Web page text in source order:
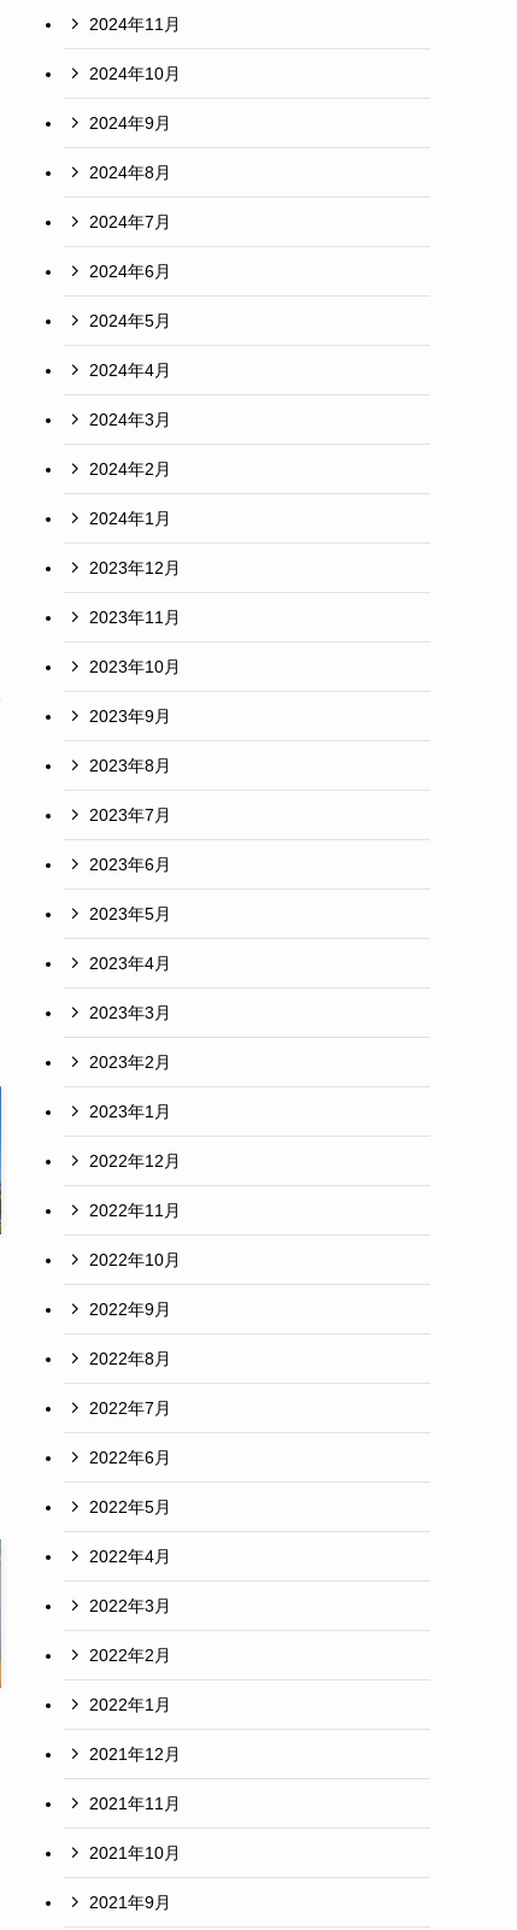
2024年11月
2024年10月
2024年9月
2024年8月
2024年7月
2024年6月
2024年5月
2024年4月
2024年3月
2024年2月
2024年1月
2023年12月
2023年11月
2023年10月
2023年9月
2023年8月
2023年7月
2023年6月
2023年5月
2023年4月
2023年3月
2023年2月
2023年1月
2022年12月
2022年11月
2022年10月
2022年9月
2022年8月
2022年7月
2022年6月
2022年5月
2022年4月
2022年3月
2022年2月
2022年1月
2021年12月
2021年11月
2021年10月
2021年9月